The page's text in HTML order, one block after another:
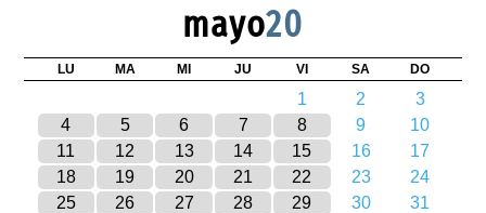
mayo20
LU MA MI JU VI SA DO
1 2
3
4
5 6 7 8 9
10
11
12 13 14 15 16
17
18
19 20 21 22 23
24
25
26 27 28 29 30 31